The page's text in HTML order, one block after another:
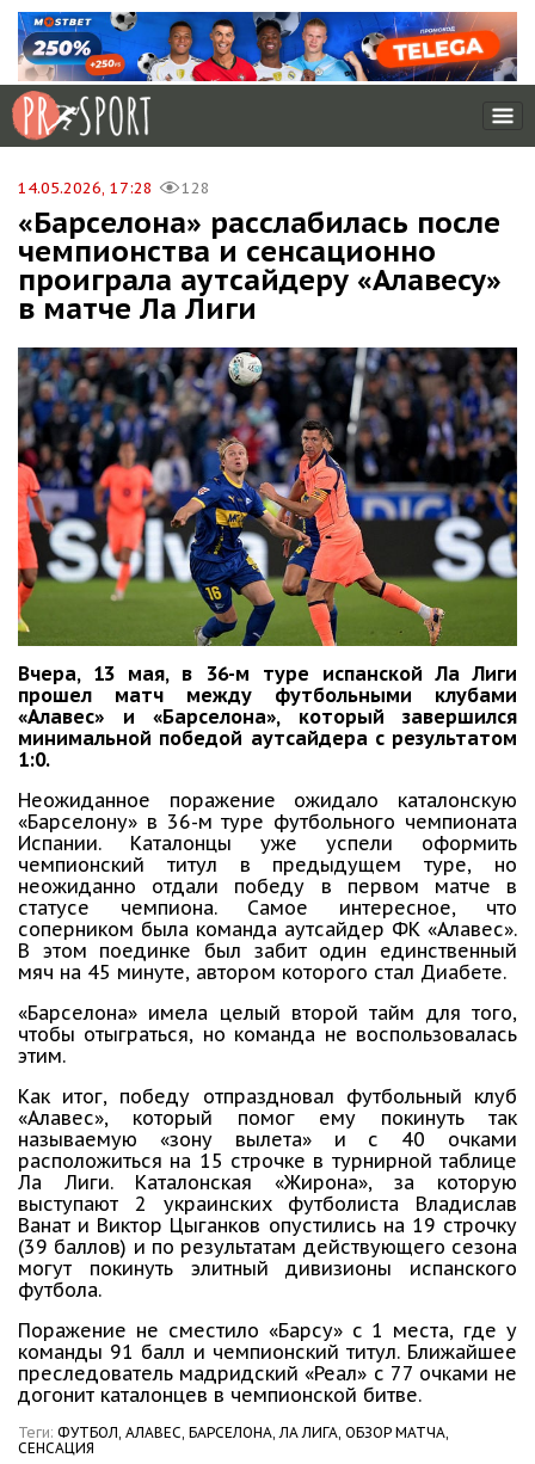
14.05.2026, 17:28 128
«Барселона» расслабилась после
чемпионства и сенсационно
проиграла аутсайдеру «Алавесу»
в матче Ла Лиги
Вчера, 13 мая, в 36-м туре испанской Ла Лиги
прошел матч между футбольными клубами
«Алавес» и «Барселона», который завершился
минимальной победой аутсайдера с результатом
1:0.
Неожиданное поражение ожидало каталонскую
«Барселону» в 36-м туре футбольного чемпионата
Испании. Каталонцы уже успели оформить
чемпионский титул в предыдущем туре, но
неожиданно отдали победу в первом матче в
статусе чемпиона. Самое интересное, что
соперником была команда аутсайдер ФК «Алавес».
В этом поединке был забит один единственный
мяч на 45 минуте, автором которого стал Диабете.
«Барселона» имела целый второй тайм для того,
чтобы отыграться, но команда не воспользовалась
этим.
Как итог, победу отпраздновал футбольный клуб
«Алавес», который помог ему покинуть так
называемую «зону вылета» и с 40 очками
расположиться на 15 строчке в турнирной таблице
Ла Лиги. Каталонская «Жирона», за которую
выступают 2 украинских футболиста Владислав
Ванат и Виктор Цыганков опустились на 19 строчку
(39 баллов) и по результатам действующего сезона
могут покинуть элитный дивизионы испанского
футбола.
Поражение не сместило «Барсу» с 1 места, где у
команды 91 балл и чемпионский титул. Ближайшее
преследователь мадридский «Реал» с 77 очками не
догонит каталонцев в чемпионской битве.
Теги: ФУТБОЛ, АЛАВЕС, БАРСЕЛОНА, ЛА ЛИГА, ОБЗОР МАТЧА,
СЕНСАЦИЯ